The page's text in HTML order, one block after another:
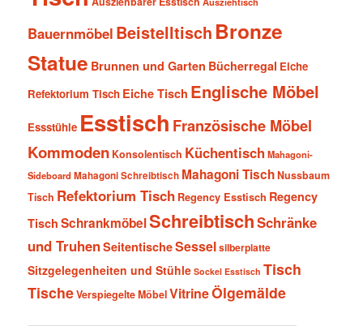
Bauernmöbel Beistelltisch Bronze
Statue Brunnen und Garten Bücherregal Eiche
Refektorium Tisch Eiche Tisch Englische Möbel
Essstühle Esstisch Französische Möbel
Kommoden Konsolentisch Küchentisch Mahagoni-
SideboardMahagoni Schreibtisch Mahagoni TischNussbaum
Tisch Refektorium Tisch Regency Esstisch Regency
Tisch SchrankmöbelSchreibtischSchränke
und TruhenSeitentischeSesselsilberplatte
Sitzgelegenheiten und Stühle Sockel Esstisch Tisch
TischeVerspiegelte MöbelVitrineÖlgemälde